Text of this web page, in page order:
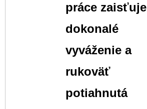
práce zaisťuje
dokonalé
vyváženie a
rukoväť
potiahnutá